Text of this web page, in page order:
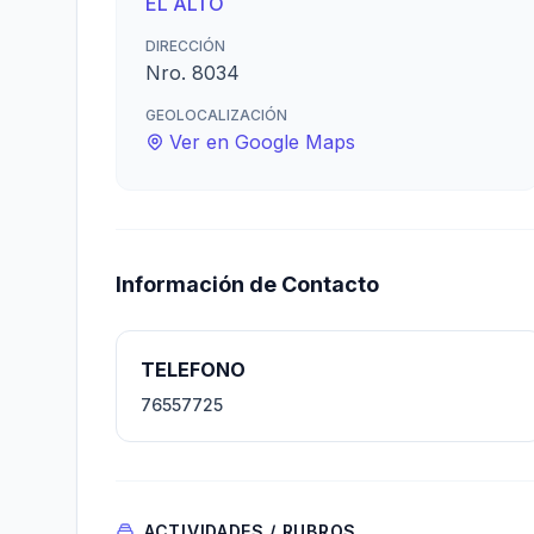
DIRECCIÓN
Nro. 8034
GEOLOCALIZACIÓN
Ver en Google Maps
Información de Contacto
TELEFONO
76557725